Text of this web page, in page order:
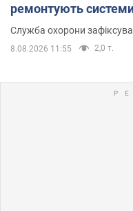
ремонтують
Служба охорони
8.08.2026 11:55 2,0 т.